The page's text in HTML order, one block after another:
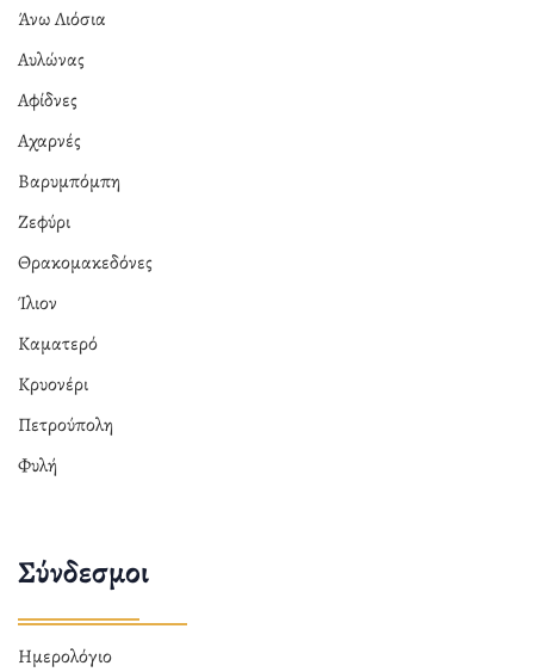
Άνω Λιόσια
Αυλώνας
Αφίδνες
Αχαρνές
Βαρυμπόμπη
Ζεφύρι
Θρακομακεδόνες
Ίλιον
Καματερό
Κρυονέρι
Πετρούπολη
Φυλή
Σύνδεσμοι
Ημερολόγιο